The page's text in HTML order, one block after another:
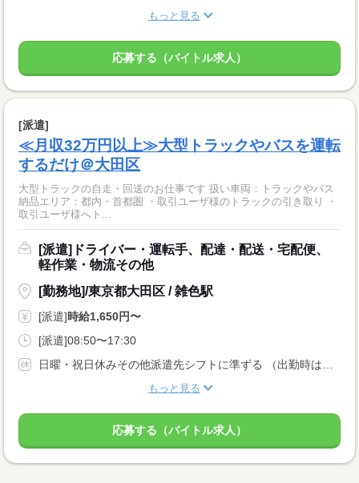
もっと見る
応募する（バイトル求人）
[派遣]
≪月収32万円以上≫大型トラックやバスを運転
するだけ＠大田区
大型トラックの自走・回送のお仕事です 扱い車両：トラックやバス
納品エリア：都内・首都圏 ・取引ユーザ様のトラックの引き取り ・
取引ユーザ様へト...
[派遣]ドライバー・運転手、配達・配送・宅配便、
軽作業・物流その他
[勤務地]/東京都大田区 / 雑色駅
[派遣]時給1,650円〜
[派遣]08:50〜17:30
日曜・祝日休みその他派遣先シフトに準ずる （出勤時は他平日が休み）
もっと見る
応募する（バイトル求人）